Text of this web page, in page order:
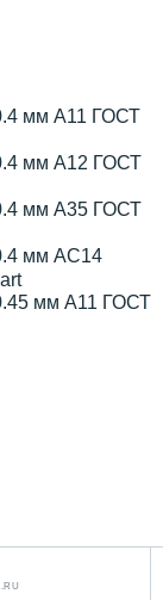
мм А11 ГОСТ
мм А12 ГОСТ
мм А35 ГОСТ
мм АС14
мм А11 ГОСТ